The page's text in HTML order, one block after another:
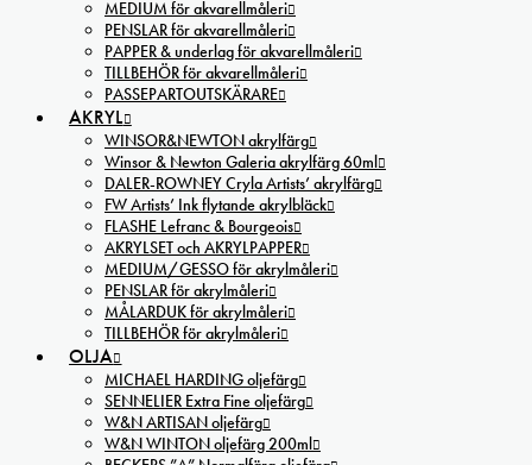
MEDIUM för akvarellmåleri
PENSLAR för akvarellmåleri
PAPPER & underlag för akvarellmåleri
TILLBEHÖR för akvarellmåleri
PASSEPARTOUTSKÄRARE
AKRYL
WINSOR&NEWTON akrylfärg
Winsor & Newton Galeria akrylfärg 60ml
DALER-ROWNEY Cryla Artists’ akrylfärg
FW Artists’ Ink flytande akrylbläck
FLASHE Lefranc & Bourgeois
AKRYLSET och AKRYLPAPPER
MEDIUM/GESSO för akrylmåleri
PENSLAR för akrylmåleri
MÅLARDUK för akrylmåleri
TILLBEHÖR för akrylmåleri
OLJA
MICHAEL HARDING oljefärg
SENNELIER Extra Fine oljefärg
W&N ARTISAN oljefärg
W&N WINTON oljefärg 200ml